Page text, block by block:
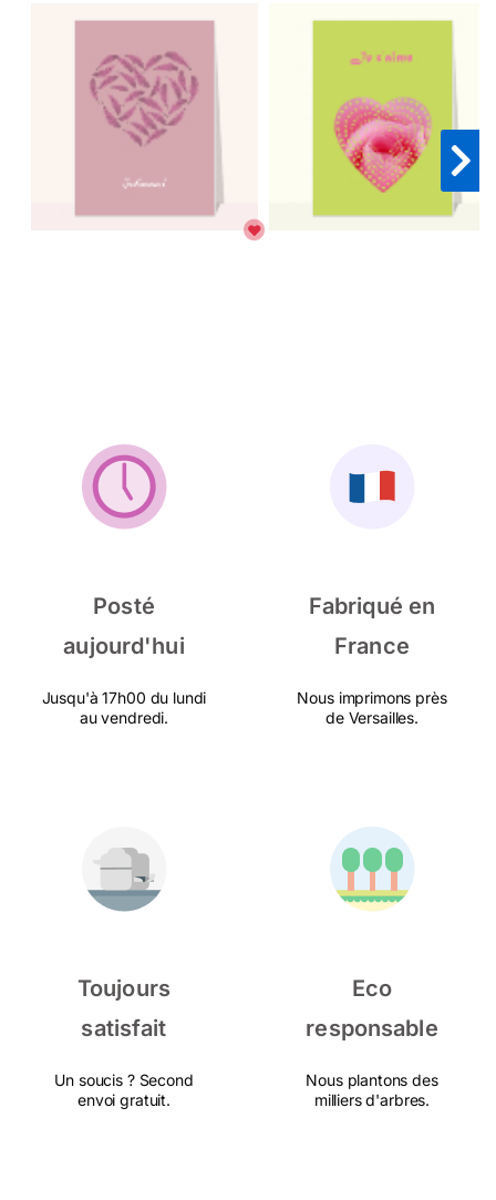
Posté
aujourd'hui
Jusqu'à 17h00 du lundi
au vendredi.
Fabriqué en
France
Nous imprimons près
de Versailles.
Toujours
satisfait
Un soucis ? Second
envoi gratuit.
Eco
responsable
Nous plantons des
milliers d'arbres.